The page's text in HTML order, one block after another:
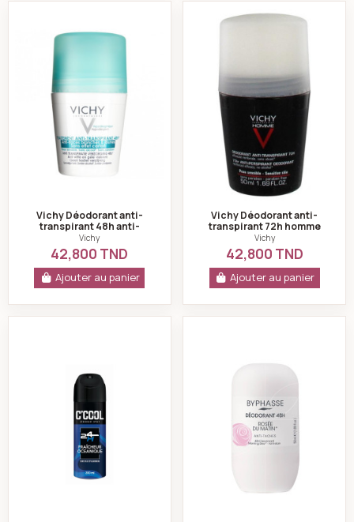
Vichy Déodorant anti-transpirant 48h anti-traces
Vichy Déodorant anti-
transpirant 48h anti-
traces 50ml
Vichy
42,800 TND
Ajouter au panier
Vichy Déodorant
Vichy Déodorant anti-
transpirant 72h homme
peau sensible 50ml
Vichy
42,800 TND
Ajouter au panier